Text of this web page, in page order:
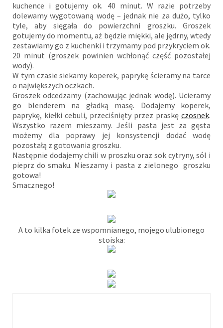
kuchence i gotujemy ok. 40 minut. W razie potrzeby
dolewamy wygotowaną wodę – jednak nie za dużo, tylko
tyle, aby sięgała do powierzchni groszku. Groszek
gotujemy do momentu, aż będzie miękki, ale jędrny, wtedy
zestawiamy go z kuchenki i trzymamy pod przykryciem ok.
20 minut (groszek powinien wchłonąć część pozostałej
wody).
W tym czasie siekamy koperek, paprykę ścieramy na tarce
o największych oczkach.
Groszek odcedzamy (zachowując jednak wodę). Ucieramy
go blenderem na gładką masę. Dodajemy koperek,
paprykę, kiełki cebuli, przeciśnięty przez praskę czosnek.
Wszystko razem mieszamy. Jeśli pasta jest za gęsta
możemy dla poprawy jej konsystencji dodać wodę
pozostałą z gotowania groszku.
Następnie dodajemy chili w proszku oraz sok cytryny, sól i
pieprz do smaku. Mieszamy i pasta z zielonego groszku
gotowa!
Smacznego!
A to kilka fotek ze wspomnianego, mojego ulubionego
stoiska: